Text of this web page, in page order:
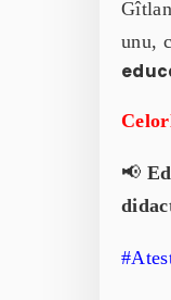
unu,
📢